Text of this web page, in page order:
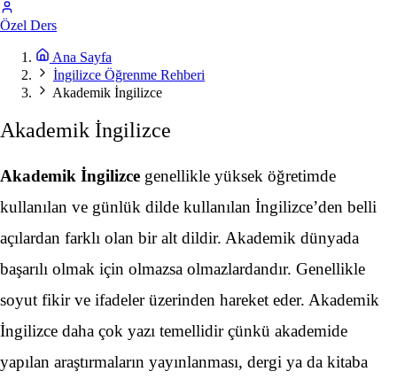
Özel Ders
Ana Sayfa
İngilizce Öğrenme Rehberi
Akademik İngilizce
Akademik İngilizce
Akademik İngilizce genellikle yüksek öğretimde
kullanılan ve günlük dilde kullanılan İngilizce’den belli
açılardan farklı olan bir alt dildir. Akademik dünyada
başarılı olmak için olmazsa olmazlardandır. Genellikle
soyut fikir ve ifadeler üzerinden hareket eder. Akademik
İngilizce daha çok yazı temellidir çünkü akademide
yapılan araştırmaların yayınlanması, dergi ya da kitaba